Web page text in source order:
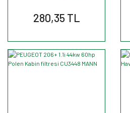
280,35 TL